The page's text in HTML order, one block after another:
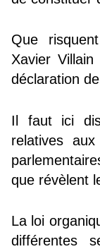
Que
Xavier
déclaration
Il faut ici
relatives
que révèlent
La loi
différentes